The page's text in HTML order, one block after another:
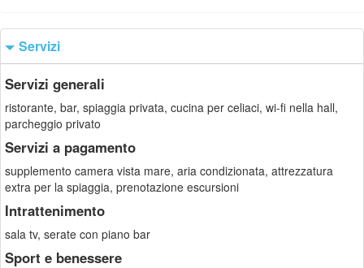
Servizi
Servizi generali
ristorante, bar, spiaggia privata, cucina per celiaci, wi-fi nella hall,
parcheggio privato
Servizi a pagamento
supplemento camera vista mare, aria condizionata, attrezzatura
extra per la spiaggia, prenotazione escursioni
Intrattenimento
sala tv, serate con piano bar
Sport e benessere